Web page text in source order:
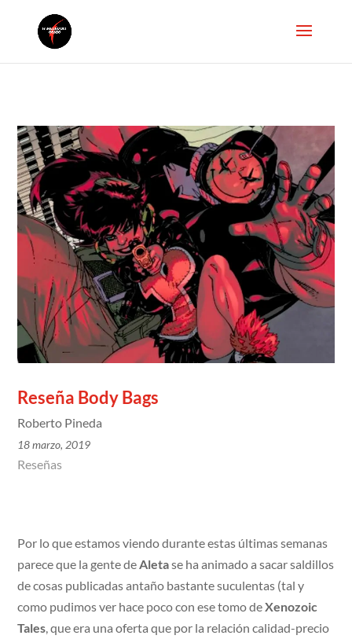
Reseña Body Bags
Roberto Pineda
18 marzo, 2019
Reseñas
Por lo que estamos viendo durante estas últimas semanas
parece que la gente deAletase ha animado a sacar saldillos
de cosas publicadas antaño bastante suculentas (tal y
como pudimos ver hace poco con ese tomo deXenozoic
Tales, que era una oferta que por la relación calidad-precio